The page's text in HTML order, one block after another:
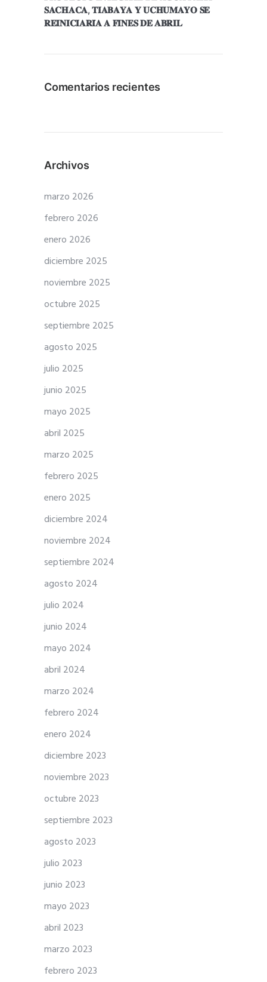
𝐒𝐀𝐂𝐇𝐀𝐂𝐀, 𝐓𝐈𝐀𝐁𝐀𝐘𝐀 𝐘 𝐔𝐂𝐇𝐔𝐌𝐀𝐘𝐎 𝐒𝐄
𝐑𝐄𝐈𝐍𝐈𝐂𝐈𝐀𝐑𝐈́𝐀 𝐀 𝐅𝐈𝐍𝐄𝐒 𝐃𝐄 𝐀𝐁𝐑𝐈𝐋
Comentarios recientes
Archivos
marzo 2026
febrero 2026
enero 2026
diciembre 2025
noviembre 2025
octubre 2025
septiembre 2025
agosto 2025
julio 2025
junio 2025
mayo 2025
abril 2025
marzo 2025
febrero 2025
enero 2025
diciembre 2024
noviembre 2024
septiembre 2024
agosto 2024
julio 2024
junio 2024
mayo 2024
abril 2024
marzo 2024
febrero 2024
enero 2024
diciembre 2023
noviembre 2023
octubre 2023
septiembre 2023
agosto 2023
julio 2023
junio 2023
mayo 2023
abril 2023
marzo 2023
febrero 2023